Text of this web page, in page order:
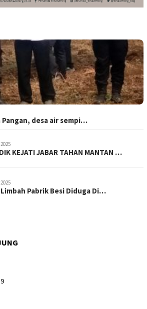
Pangan, desa air sempi…
KEJATI JABAR TAHAN MANTAN …
Pabrik Besi Diduga Di…